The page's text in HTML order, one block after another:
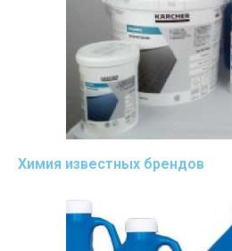
Химия известных брендов